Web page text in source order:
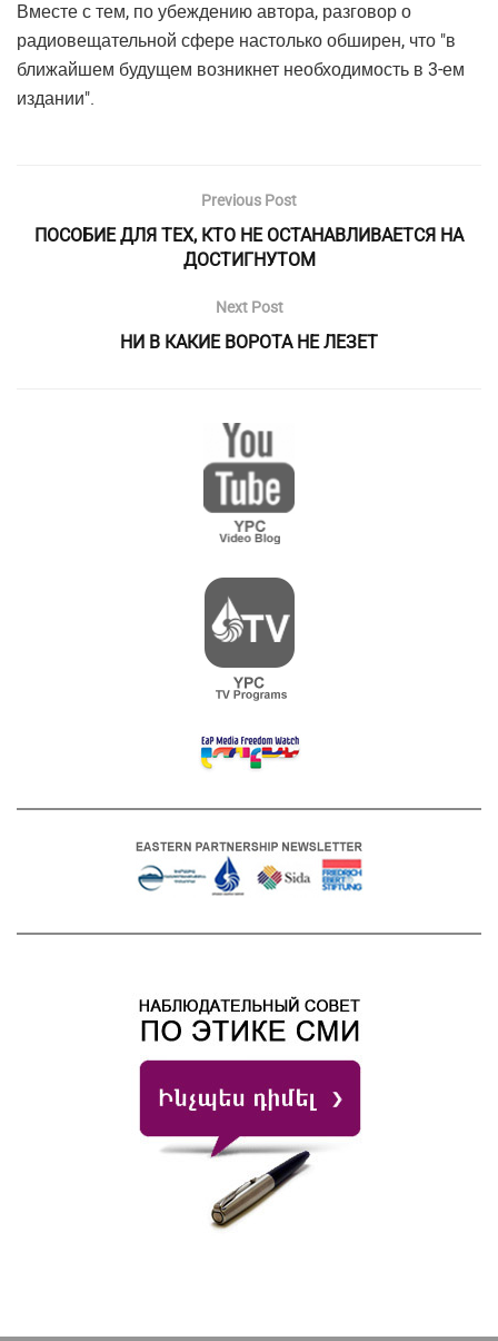
Вместе с тем, по убеждению автора, разговор о
радиовещательной сфере настолько обширен, что "в
ближайшем будущем возникнет необходимость в 3-ем
издании".
Previous Post
ПОСОБИЕ ДЛЯ ТЕХ, КТО НЕ ОСТАНАВЛИВАЕТСЯ НА
ДОСТИГНУТОМ
Next Post
НИ В КАКИЕ ВОРОТА НЕ ЛЕЗЕТ